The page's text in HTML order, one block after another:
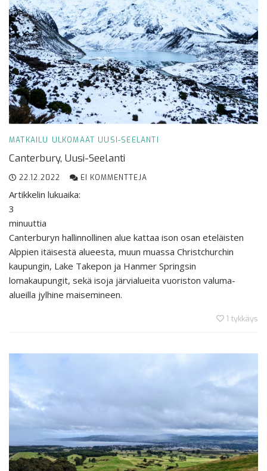
MATKAILU ULKOMAAT UUSI-SEELANTI
Canterbury, Uusi-Seelanti
22.12.2022 EI KOMMENTTEJA
Artikkelin lukuaika:
3
minuuttia
Canterburyn hallinnollinen alue kattaa ison osan eteläisten
Alppien itäisestä alueesta, muun muassa Christchurchin
kaupungin, Lake Takepon ja Hanmer Springsin
lomakaupungit, sekä isoja järvialueita vuoriston valuma-
alueilla jylhine maisemineen.
1 tykkäys